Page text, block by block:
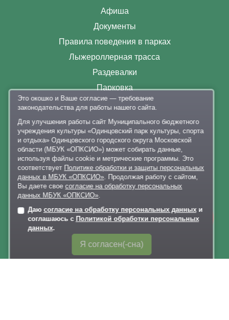
Афиша
Документы
Правила поведения в парках
Лыжероллерная трасса
Раздевалки
Парковка
Контакты
+7 926 341-20-63,+7 926 341-20-82
delo@lazytina-park.ru
Политика обработки персональных данных
Карта сайта
Версия для слабовидящих
Онлайн-
запись
Это окошко и Ваше согласие — требование
законодательства для работы нашего сайта.
Для улучшения работы сайт Муниципального бюджетного
учреждения культуры «Одинцовский парк культуры, спорта
и отдыха» Одинцовского городского округа Московской
области (МБУК «ОПКСИО») может собирать данные,
используя файлы cookie и метрические программы. Это
соответствует Политике обработки и защиты персональных
данных в МБУК «ОПКСИО». Продолжая работу с сайтом,
Вы даете своесогласие на обработку персональных
данных МБУК «ОПКСИО».
Даю согласие на обработку персональных данныхи
соглашаюсь с Политикой обработки персональных
данных.
Я согласен(-сна)